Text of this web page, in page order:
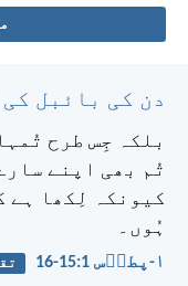
دن کی بائبل
بلکہ جِس طرح
تُم بھی اپنے
کیونکہ لِکھا ہے
ہُوں۔
۱-پطرؔس 1:‏15-‏16